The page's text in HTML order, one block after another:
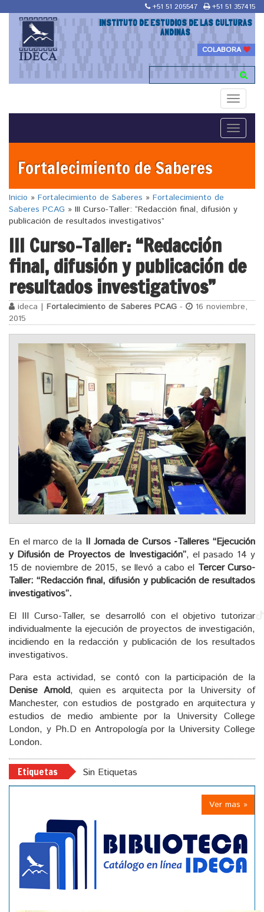
+51 51 205547 +51 51 357415
INSTITUTO DE ESTUDIOS DE LAS CULTURAS
ANDINAS
COLABORA
Toggle
Toggle
Fortalecimiento de Saberes
Inicio » Fortalecimiento de Saberes » Fortalecimiento de
Saberes PCAG » III Curso-Taller: “Redacción final, difusión y
publicación de resultados investigativos”
III Curso-Taller: “Redacción
final, difusión y publicación de
resultados investigativos”
ideca | Fortalecimiento de Saberes PCAG -
16 noviembre,
2015
En el marco de la II Jornada de Cursos -Talleres “Ejecución
y Difusión de Proyectos de Investigación”, el pasado 14 y
15 de noviembre de 2015, se llevó a cabo el Tercer Curso-
Taller: “Redacción final, difusión y publicación de resultados
investigativos”.
El III Curso-Taller, se desarrolló con el objetivo tutorizar
individualmente la ejecución de proyectos de investigación,
incidiendo en la redacción y publicación de los resultados
investigativos.
Para esta actividad, se contó con la participación de la
Denise Arnold, quien es arquitecta por la University of
Manchester, con estudios de postgrado en arquitectura y
estudios de medio ambiente por la University College
London, y Ph.D en Antropología por la University College
London.
Etiquetas Sin Etiquetas
Ver mas »